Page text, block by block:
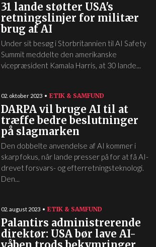
31 lande støtter USA's
retningslinjer for militær
brug af AI
Under sit besøg i Storbritannien til AI Safety
Summit meddelte den amerikanske
vicepræsident Kamala Harris, at 30 lande...
02. oktober 2023 ETIK & SAMFUND
DARPA vil bruge AI til at
træffe bedre beslutninger
på slagmarken
Den dobbelte anvendelse af AI kommer i
skarp fokus, når lande presser på for at få AI-
drevet forsvars- og efterretningsteknologi.
Den...
02. august 2023 ETIK & SAMFUND
Palantirs administrerende
direktør: USA bør lave AI-